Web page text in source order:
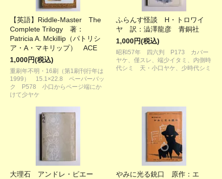
【英語】Riddle-Master The
Complete Trilogy 著：
Patricia A. Mckillip（パトリシ
ア・A・マキリップ） ACE
1,000円(税込)
重刷年不明・16刷（第1刷刊行年は
1999） 15.1×22.8 ペーパーバッ
ク P578 小口からページ端にか
けて少ヤケ
ふらんす怪談 H・トロワイ
ヤ 訳：澁澤龍彦 青銅社
1,000円(税込)
昭和57年 四六判 P173 カバー
ヤケ、僅スレ、端少イタミ、内側時
代シミ 天・小口ヤケ、少時代シミ
大理石 アンドレ・ピエー
やみに光る銃口 原作：エ